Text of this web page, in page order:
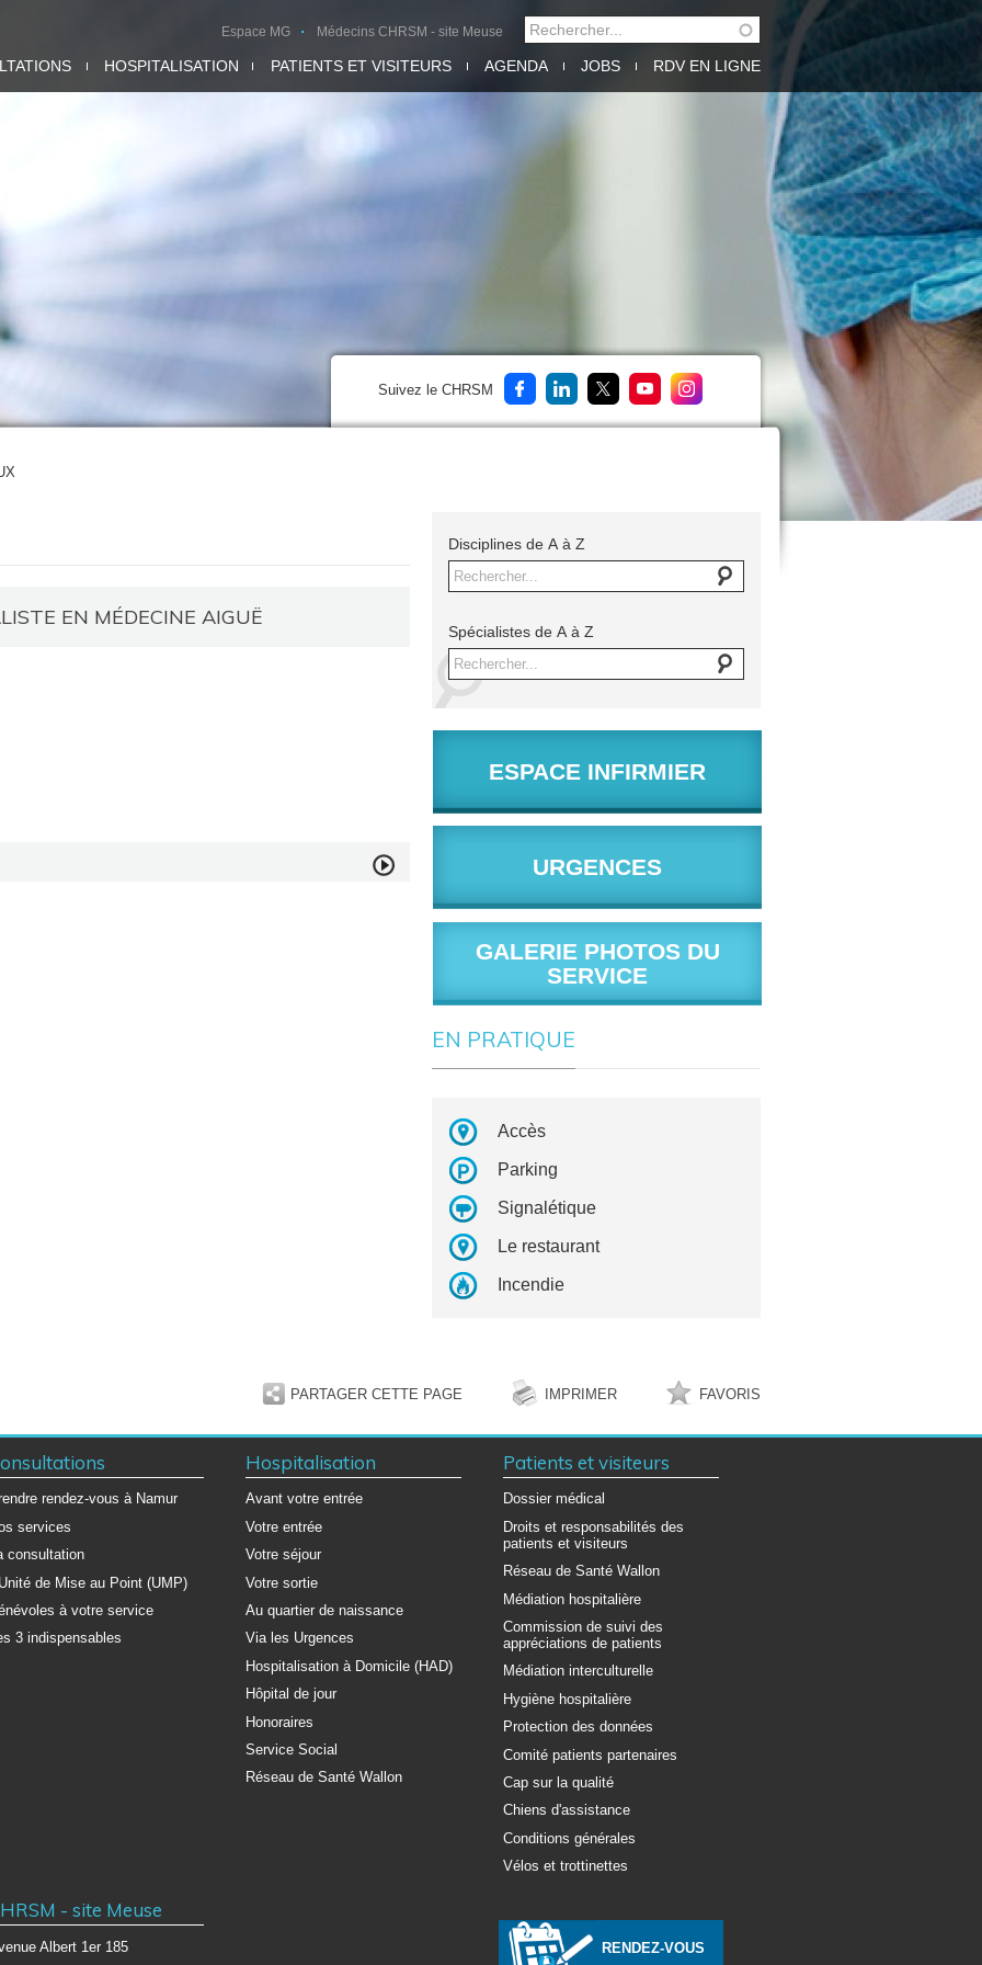
HOSPITALISATION PATIENTS ET VISITEURS AGENDA JOBS RDV EN LIGNE
Espace MG Médecins CHRSM - site Meuse
FORMULAIRE DE
RECHERCHE
Rechercher
Suivez le CHRSM
EN MÉDECINE AIGUË
Disciplines de A à Z
Rechercher...
Spécialistes de A à Z
Rechercher...
ESPACE INFIRMIER
URGENCES
GALERIE PHOTOS DU
SERVICE
EN PRATIQUE
Accès
Parking
Signalétique
Le restaurant
Incendie
PARTAGER CETTE PAGE IMPRIMER FAVORIS
rendez-vous à Namur
services
consultation
de Mise au Point (UMP)
à votre service
3 indispensables
Hospitalisation
Avant votre entrée
Votre entrée
Votre séjour
Votre sortie
Au quartier de naissance
Via les Urgences
Hospitalisation à Domicile (HAD)
Hôpital de jour
Honoraires
Service Social
Réseau de Santé Wallon
Patients et visiteurs
Dossier médical
Droits et responsabilités des
patients et visiteurs
Réseau de Santé Wallon
Médiation hospitalière
Commission de suivi des
appréciations de patients
Médiation interculturelle
Hygiène hospitalière
Protection des données
Comité patients partenaires
Cap sur la qualité
Chiens d'assistance
Conditions générales
Vélos et trottinettes
- site Meuse
Albert 1er 185 RENDEZ-VOUS